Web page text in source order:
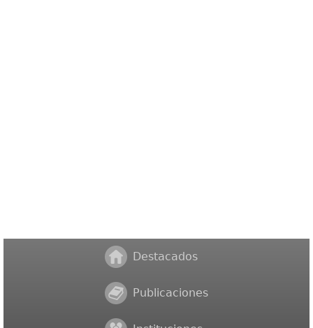
Destacados
Publicaciones